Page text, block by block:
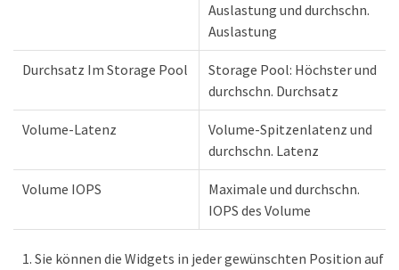
Auslastung und durchschn.
Auslastung
Durchsatz Im Storage Pool
Storage Pool: Höchster und
durchschn. Durchsatz
Volume-Latenz
Volume-Spitzenlatenz und
durchschn. Latenz
Volume IOPS
Maximale und durchschn.
IOPS des Volume
Sie können die Widgets in jeder gewünschten Position auf